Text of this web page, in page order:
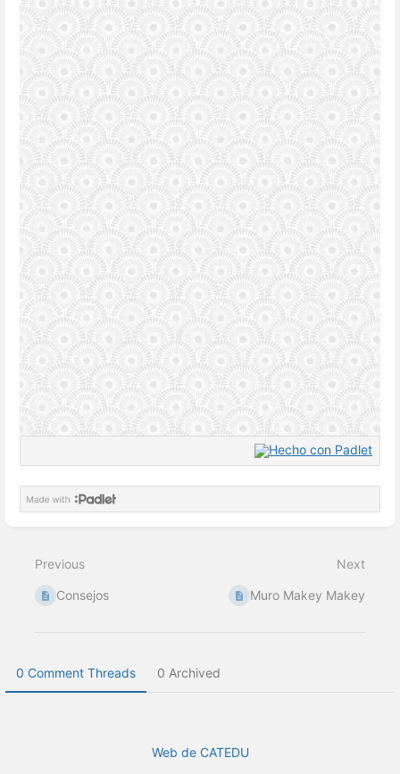
mode
Previous
Consejos
Next
Muro Makey Makey
0 Comment Threads 0 Archived
Web de CATEDU